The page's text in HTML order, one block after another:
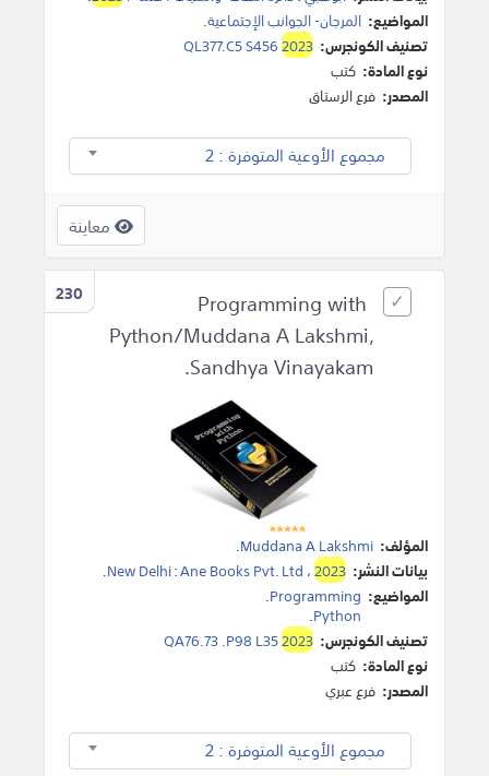
المواضيع: المرجان- الجوانب الإجتماعية.
تصنيف الكونجرس:
QL377.C5 S4562023
نوع المادة: كتب
المصدر: فرع الرستاق
مجموع الأوعية المتوفرة : 2
معاينة
230
Programming with
Python/Muddana A Lakshmi,
Sandhya Vinayakam.
المؤلف: Muddana A Lakshmi
.
بيانات النشر:
New Delhi:Ane Books Pvt. Ltd ،2023
.
المواضيع: Programming
.
Python
.
تصنيف الكونجرس:
QA76.73 .P98 L352023
نوع المادة: كتب
المصدر: فرع عبري
مجموع الأوعية المتوفرة : 2